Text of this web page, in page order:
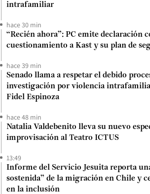
intrafamiliar
hace 30 min
“Recién ahora”: PC emite declaración
cuestionamiento a Kast y su plan de
hace 39 min
Senado llama a respetar el debido
investigación por violencia
Fidel Espinoza
hace 48 min
Natalia Valdebenito lleva su nuevo
improvisación al Teatro ICTUS
13:49
Informe del Servicio Jesuita reporta
sostenida” de la migración en Chile y
en la inclusión